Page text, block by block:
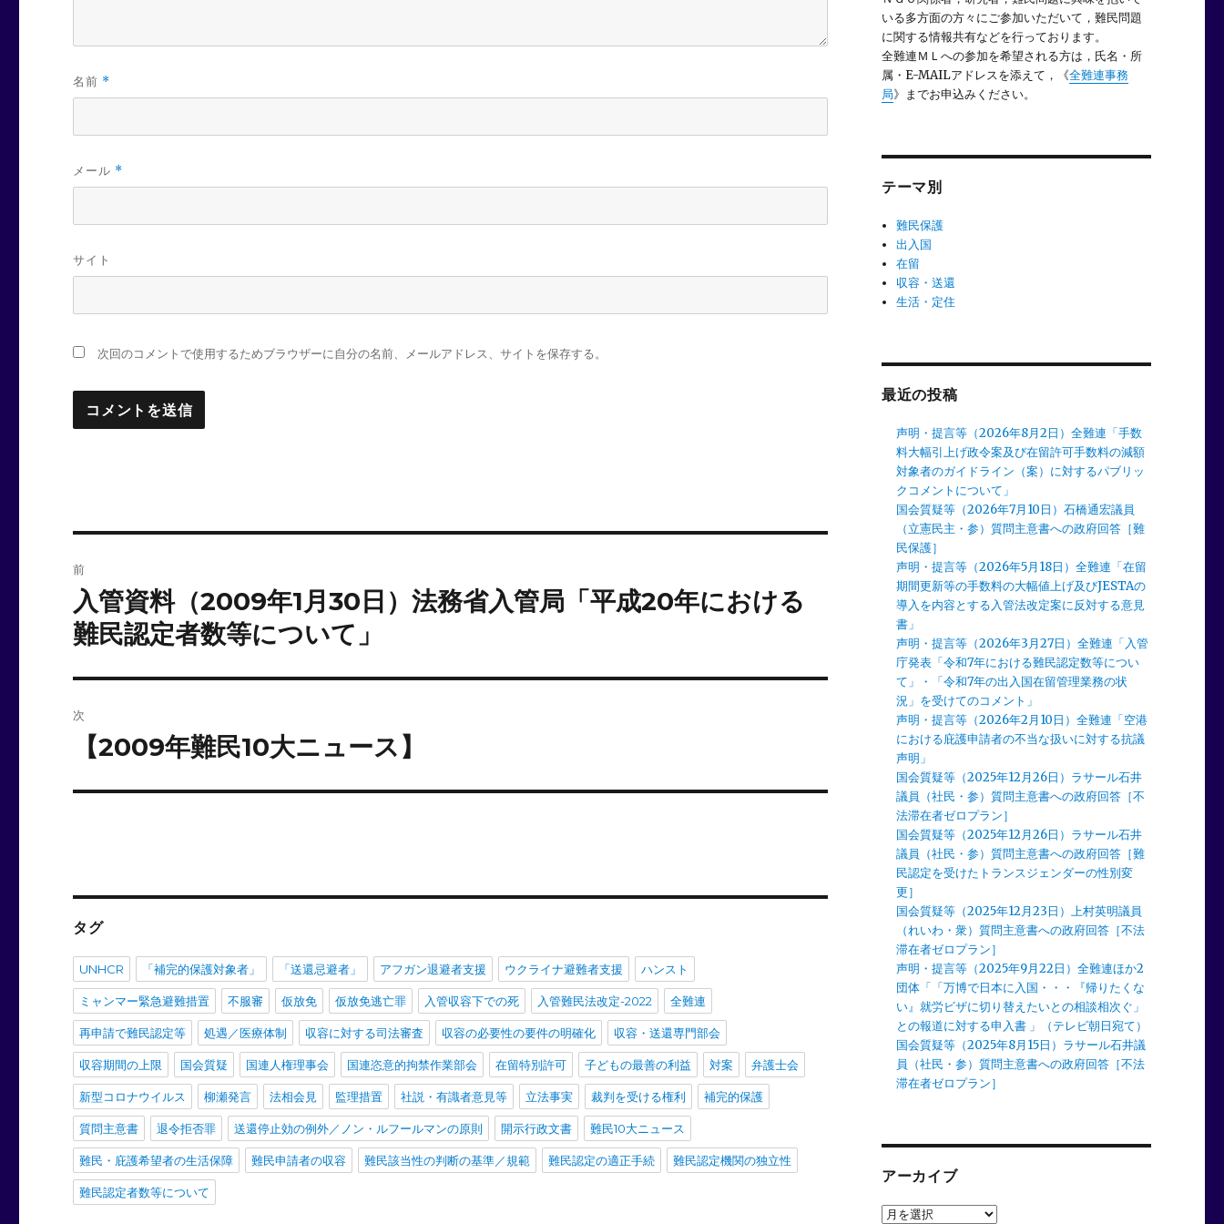
名前 *
メール *
サイト
次回のコメントで使用するためブラウザーに自分の名前、メールアドレス、サイトを保存する。
稿
ナ
ゲ
ー
前
前
の
投
稿:
入管資料（2009年1月30日）法務省入管局「平成20年における
難民認定者数等について」
次
投
【2009年難民10大ニュース】
タグ
UNHCR 「補完的保護対象者」 「送還忌避者」 アフガン退避者支援 ウクライナ避難者支援 ハンスト
ミャンマー緊急避難措置 不服審 仮放免 仮放免逃亡罪 入管収容下での死 入管難民法改定-2022 全難連
再申請で難民認定等 処遇／医療体制 収容に対する司法審査 収容の必要性の要件の明確化 収容・送還専門部会
収容期間の上限 国会質疑 国連人権理事会 国連恣意的拘禁作業部会 在留特別許可 子どもの最善の利益 対案 弁護士会
新型コロナウイルス 柳瀬発言 法相会見 監理措置 社説・有識者意見等 立法事実 裁判を受ける権利 補完的保護
質問主意書 退令拒否罪 送還停止効の例外／ノン・ルフールマンの原則 開示行政文書 難民10大ニュース
難民・庇護希望者の生活保障 難民申請者の収容 難民該当性の判断の基準／規範 難民認定の適正手続 難民認定機関の独立性
難民認定者数等について
いる多方面の方々にご参加いただいて，難民問題
に関する情報共有などを行っております。
全難連ＭＬへの参加を希望される方は，氏名・所
属・E-MAILアドレスを添えて，《全難連事務
局》までお申込みください。
テーマ別
難民保護
出入国
在留
収容・送還
生活・定住
最近の投稿
声明・提言等（2026年8月2日）全難連「手数
料大幅引上げ政令案及び在留許可手数料の減額
対象者のガイドライン（案）に対するパブリッ
クコメントについて」
国会質疑等（2026年7月10日）石橋通宏議員
（立憲民主・参）質問主意書への政府回答［難
民保護］
声明・提言等（2026年5月18日）全難連「在留
期間更新等の手数料の大幅値上げ及びJESTAの
導入を内容とする入管法改定案に反対する意見
書」
声明・提言等（2026年3月27日）全難連「入管
庁発表「令和7年における難民認定数等につい
て」・「令和7年の出入国在留管理業務の状
況」を受けてのコメント」
声明・提言等（2026年2月10日）全難連「空港
における庇護申請者の不当な扱いに対する抗議
声明」
国会質疑等（2025年12月26日）ラサール石井
議員（社民・参）質問主意書への政府回答［不
法滞在者ゼロプラン］
国会質疑等（2025年12月26日）ラサール石井
議員（社民・参）質問主意書への政府回答［難
民認定を受けたトランスジェンダーの性別変
更］
国会質疑等（2025年12月23日）上村英明議員
（れいわ・衆）質問主意書への政府回答［不法
滞在者ゼロプラン］
声明・提言等（2025年9月22日）全難連ほか2
団体「「万博で日本に入国・・・『帰りたくな
い』就労ビザに切り替えたいとの相談相次ぐ」
との報道に対する申入書 」（テレビ朝日宛て）
国会質疑等（2025年8月15日）ラサール石井議
員（社民・参）質問主意書への政府回答［不法
滞在者ゼロプラン］
アーカイブ
ア